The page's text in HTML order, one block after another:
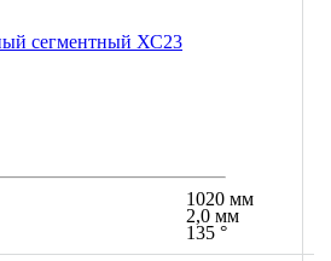
сегментный ХС23
1020 мм
2,0 мм
135 °